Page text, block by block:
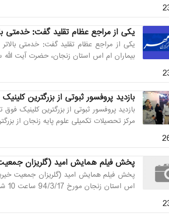
یکی از مراجع عظام تقلید گفت: خدمتی
یکی از مراجع عظام تقلید گفت: خدمتی
بیماران ام اس استان زنجان، حضرت آیت
بازدید پروفسور ثبوتی از بزرگترین
بازدید پروفسور ثبوتی از بزرگترین
مرکز تحصیلات تکمیلی علوم پایه زنجان از
پخش فیلم همایش امید (گلریزان جمعیت
پخش فیلم همایش امید (گلریزان جمعیت
اس استان زنجان مورخ 94/3/17 ساعت 10 شب از برنامه خندوانه که به کارگردانی آقای ...